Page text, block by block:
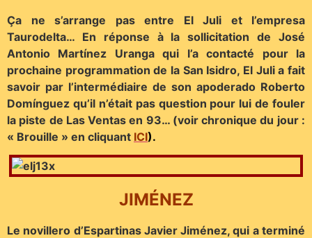
Ça ne s’arrange pas entre El Juli et l’empresa
Taurodelta… En réponse à la sollicitation de José
Antonio Martínez Uranga qui l’a contacté pour la
prochaine programmation de la San Isidro, El Juli a fait
savoir par l’intermédiaire de son apoderado Roberto
Domínguez qu’il n’était pas question pour lui de fouler
la piste de Las Ventas en 93… (voir chronique du jour :
« Brouille » en cliquant ICI).
JIMÉNEZ
Le novillero d’Espartinas Javier Jiménez, qui a terminé